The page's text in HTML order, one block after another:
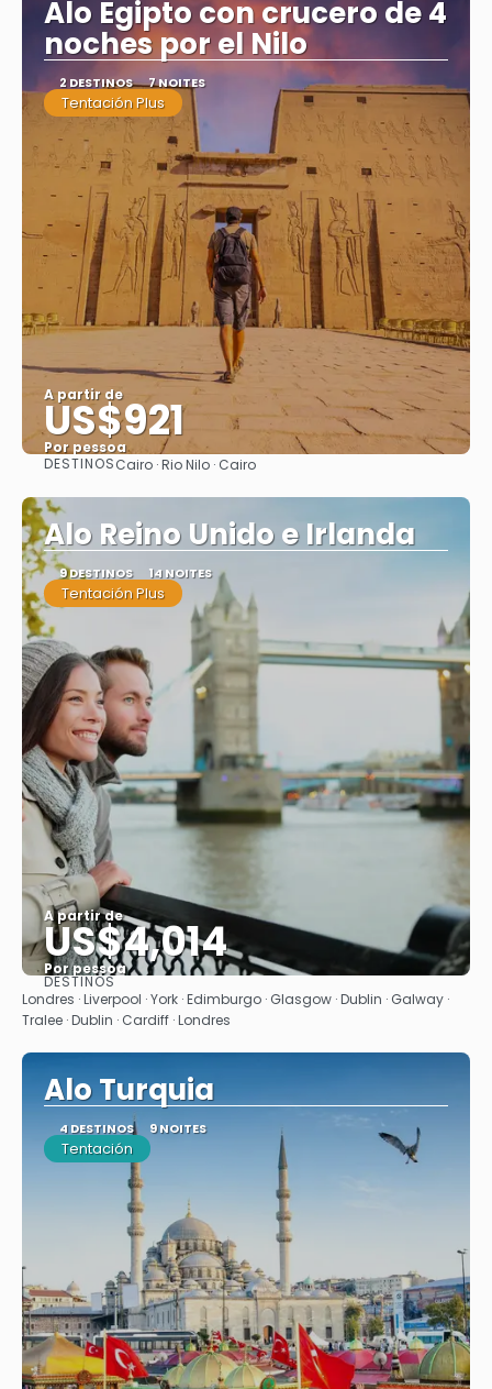
Alo Egipto con crucero de 4
noches por el Nilo
2 DESTINOS 7 NOITES
Tentación Plus
A partir de
US$921
Por pessoa
Saiba mais
DESTINOSCairo · Rio Nilo · Cairo
Alo Reino Unido e Irlanda
9 DESTINOS 14 NOITES
Tentación Plus
A partir de
US$4,014
Por pessoa
Saiba mais
DESTINOS
Londres · Liverpool · York · Edimburgo · Glasgow · Dublin · Galway ·
Tralee · Dublin · Cardiff · Londres
Alo Turquia
4 DESTINOS 9 NOITES
Tentación